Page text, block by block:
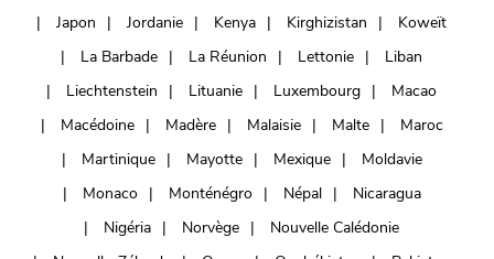
Japon
Jordanie Kenya Kirghizistan
Koweït
La Barbade
La Réunion Lettonie
Liban
Liechtenstein
Lituanie Luxembourg
Macao
Macédoine
Madère Malaisie Malte
Maroc
Martinique
Mayotte Mexique
Moldavie
Monaco
Monténégro Népal
Nicaragua
Nigéria
Norvège
Nouvelle Calédonie